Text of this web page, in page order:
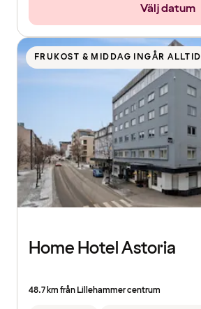
Välj datum
FRUKOST & MIDDAG INGÅR ALLTID
Home Hotel Astoria
48.7 km från Lillehammer centrum